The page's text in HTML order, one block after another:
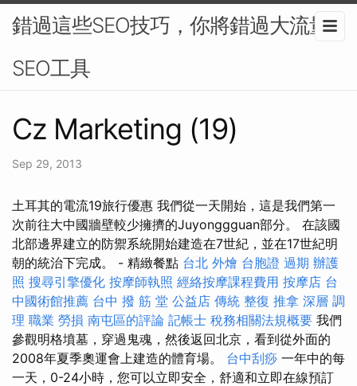
錯過這些SEO技巧，你將錯過大流量-
SEO工具
Cz Marketing (19)
Sep 29, 2013
土耳其的電流19旅行優惠 我們從一天開始，這是我們第一
次前往大中國牆壁較少擁擠的Juyonggguan部分。 在該國
北部邊界建立的防禦系統開始建造在7世紀，並在17世紀明
朝的統治下完成。 - 精緻餐點 台北 外燴 台胞證 過期 辦護
照 搜尋引擎優化 按摩師執照 經絡按摩課程費用 按摩店 台
中國術館推薦 台中 撥 筋 堂 公益店 傳統 整復 推拿 深層 調
理 職業 勞損 南屯區的評論 記帳士 稅務相關法規概要 我們
參觀明格墳墓，穿過鬼魂，然後返回北京，看到從外面的
2008年夏季奧運會上建造的體育場。 台中刮痧 一年中的每
一天，0-24小時，您可以立即安全，舒適和立即在線預訂